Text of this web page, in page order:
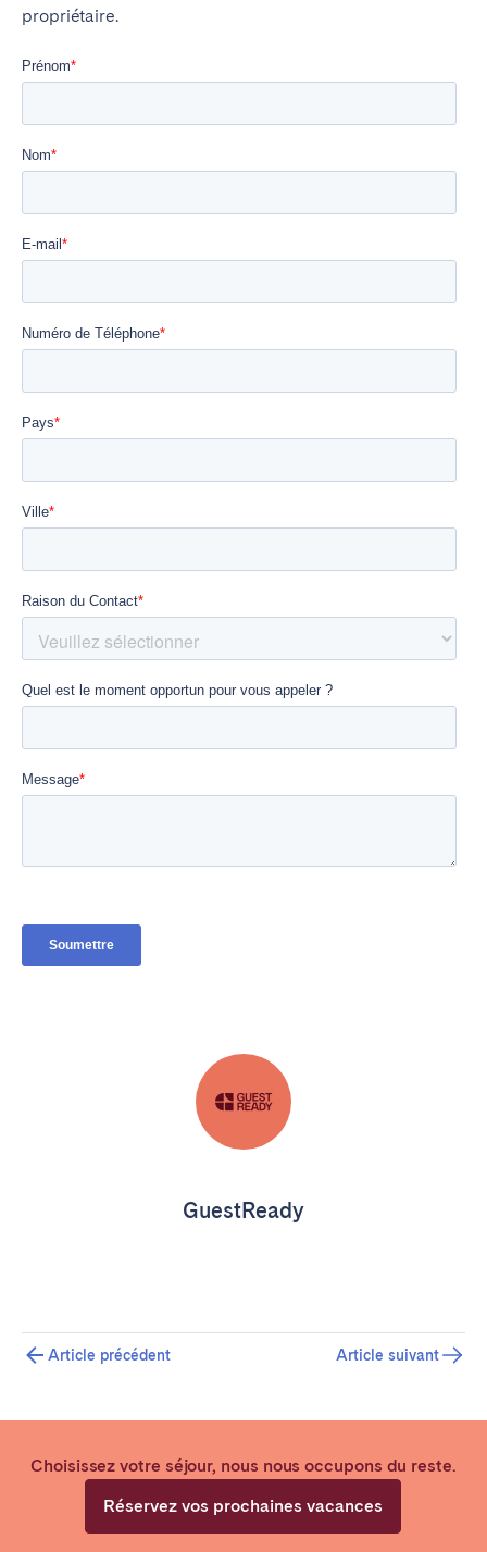
propriétaire.
GuestReady
Article précédent Article suivant
Choisissez votre séjour, nous nous occupons du reste.
Réservez vos prochaines vacances